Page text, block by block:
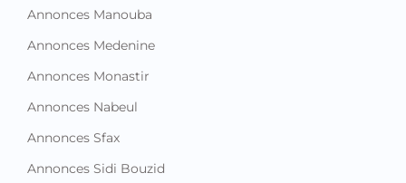
Annonces Manouba
Annonces Medenine
Annonces Monastir
Annonces Nabeul
Annonces Sfax
Annonces Sidi Bouzid